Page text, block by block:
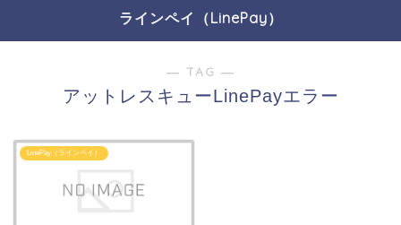
ラインペイ（LinePay）
― TAG ―
アットレスキューLinePayエラー
LinePay（ラインペイ）